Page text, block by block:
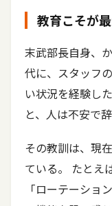
教育こそが
末武部長自身、
代に、スタッフ
い状況を経験し
と、人は不安で
その教訓は、現
ている。 たとえ
「ローテーショ